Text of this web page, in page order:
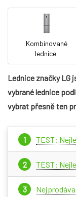
Kombinované
lednice
Lednice značky LG
vybrané lednice
vybrat přesně ten
TEST:
TEST: